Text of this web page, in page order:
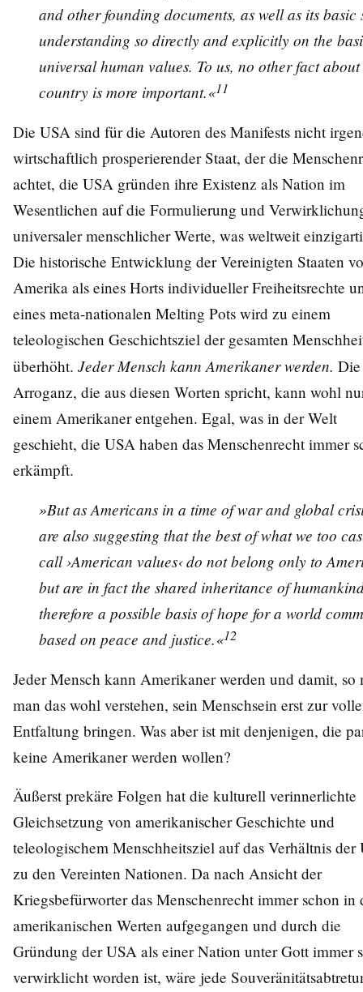
and other founding documents, as well as its basic
understanding so directly and explicitly on the
universal human values. To us, no other fact
country is more important.«11
Die USA sind für die Autoren des Manifests nicht
wirtschaftlich prosperierender Staat, der die
achtet, die USA gründen ihre Existenz als Nation im
Wesentlichen auf die Formulierung und
universaler menschlicher Werte, was weltweit
Die historische Entwicklung der Vereinigten Staaten
Amerika als eines Horts individueller Freiheitsrechte
eines meta-nationalen Melting Pots wird zu einem
teleologischen Geschichtsziel der gesamten
überhöht. Jeder Mensch kann Amerikaner werden. Die
Arroganz, die aus diesen Worten spricht, kann wohl
einem Amerikaner entgehen. Egal, was in der Welt
geschieht, die USA haben das Menschenrecht immer
erkämpft.
»But as Americans in a time of war and global
are also suggesting that the best of what we too
call ›American values‹ do not belong only to
but are in fact the shared inheritance of
therefore a possible basis of hope for a world
based on peace and justice.«12
Jeder Mensch kann Amerikaner werden und damit, so
man das wohl verstehen, sein Menschsein erst zur
Entfaltung bringen. Was aber ist mit denjenigen, die
keine Amerikaner werden wollen?
Äußerst prekäre Folgen hat die kulturell verinnerlichte
Gleichsetzung von amerikanischer Geschichte und
teleologischem Menschheitsziel auf das Verhältnis der
zu den Vereinten Nationen. Da nach Ansicht der
Kriegsbefürworter das Menschenrecht immer schon in
amerikanischen Werten aufgegangen und durch die
Gründung der USA als einer Nation unter Gott immer
verwirklicht worden ist, wäre jede